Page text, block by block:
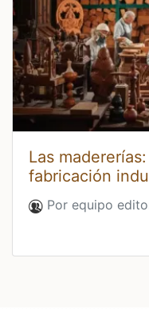
Las
fabricación
Por equipo